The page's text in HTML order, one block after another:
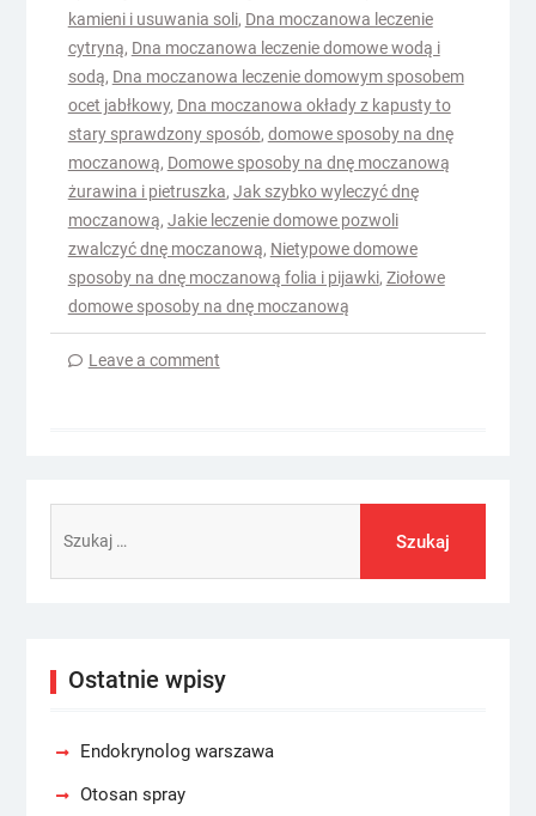
kamieni i usuwania soli, Dna moczanowa leczenie
cytryną, Dna moczanowa leczenie domowe wodą i
sodą, Dna moczanowa leczenie domowym sposobem
ocet jabłkowy, Dna moczanowa okłady z kapusty to
stary sprawdzony sposób, domowe sposoby na dnę
moczanową, Domowe sposoby na dnę moczanową
żurawina i pietruszka, Jak szybko wyleczyć dnę
moczanową, Jakie leczenie domowe pozwoli
zwalczyć dnę moczanową, Nietypowe domowe
sposoby na dnę moczanową folia i pijawki, Ziołowe
domowe sposoby na dnę moczanową
Leave a comment
Ostatnie wpisy
Endokrynolog warszawa
Otosan spray